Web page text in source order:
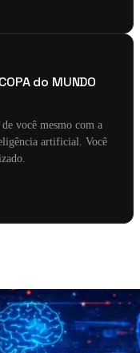
do MUNDO
você mesmo com a
artificial. Você